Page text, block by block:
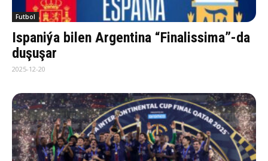
Futbol
Ispaniýa bilen Argentina “Finalissima”-da
duşuşar
2025-12-20